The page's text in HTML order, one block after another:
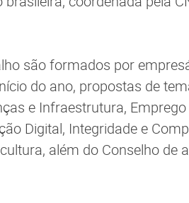
são formados por
do ano, propostas de
e Infraestrutura,
Digital, Integridade e
além do Conselho de